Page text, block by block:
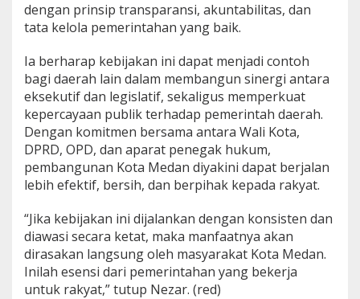
dengan prinsip transparansi, akuntabilitas, dan
tata kelola pemerintahan yang baik.
Ia berharap kebijakan ini dapat menjadi contoh
bagi daerah lain dalam membangun sinergi antara
eksekutif dan legislatif, sekaligus memperkuat
kepercayaan publik terhadap pemerintah daerah.
Dengan komitmen bersama antara Wali Kota,
DPRD, OPD, dan aparat penegak hukum,
pembangunan Kota Medan diyakini dapat berjalan
lebih efektif, bersih, dan berpihak kepada rakyat.
“Jika kebijakan ini dijalankan dengan konsisten dan
diawasi secara ketat, maka manfaatnya akan
dirasakan langsung oleh masyarakat Kota Medan.
Inilah esensi dari pemerintahan yang bekerja
untuk rakyat,” tutup Nezar. (red)